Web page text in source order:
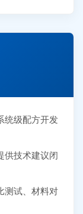
统级配方开发
供技术建议闭
测试、材料对